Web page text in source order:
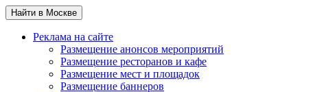
Найти в Москве
Реклама на сайте
Размещение анонсов мероприятий
Размещение ресторанов и кафе
Размещение мест и площадок
Размещение баннеров